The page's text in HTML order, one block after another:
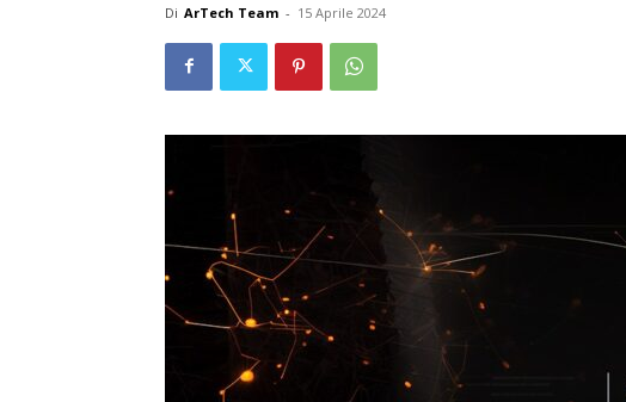
Di ArTech Team - 15 Aprile 2024